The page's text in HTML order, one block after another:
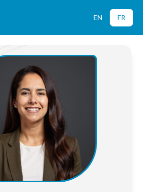
EN FR